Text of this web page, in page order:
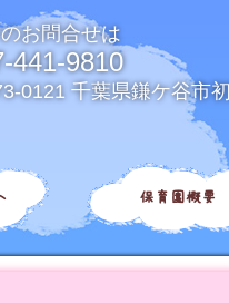
お問合せは
441-9810
0121 千葉県鎌ケ谷市
保育園概要